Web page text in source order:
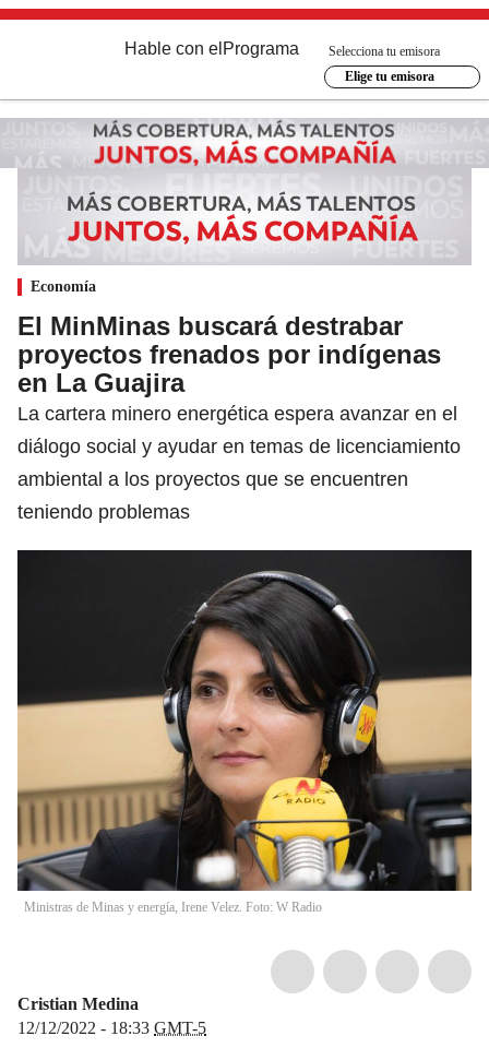
Hable con el Programa
Selecciona tu emisora
Elige tu emisora
Economía
El MinMinas buscará destrabar
proyectos frenados por indígenas
en La Guajira
La cartera minero energética espera avanzar en el
diálogo social y ayudar en temas de licenciamiento
ambiental a los proyectos que se encuentren
teniendo problemas
Ministras de Minas y energía, Irene Velez. Foto: W Radio
Cristian Medina
12/12/2022 - 18:33 GMT-5